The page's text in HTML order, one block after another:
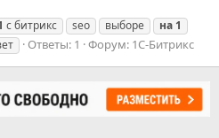
с битрикс seo выборе на 1
Ответы: 1 Форум: 1С-Битрикс